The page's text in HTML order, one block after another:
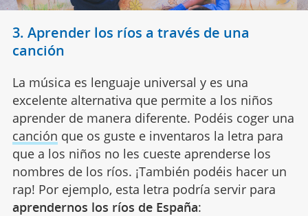
3. Aprender los ríos a través de una
canción
La música es lenguaje universal y es una
excelente alternativa que permite a los niños
aprender de manera diferente. Podéis coger una
canción que os guste e inventaros la letra para
que a los niños no les cueste aprenderse los
nombres de los ríos. ¡También podéis hacer un
rap! Por ejemplo, esta letra podría servir para
aprendernos los ríos de España: